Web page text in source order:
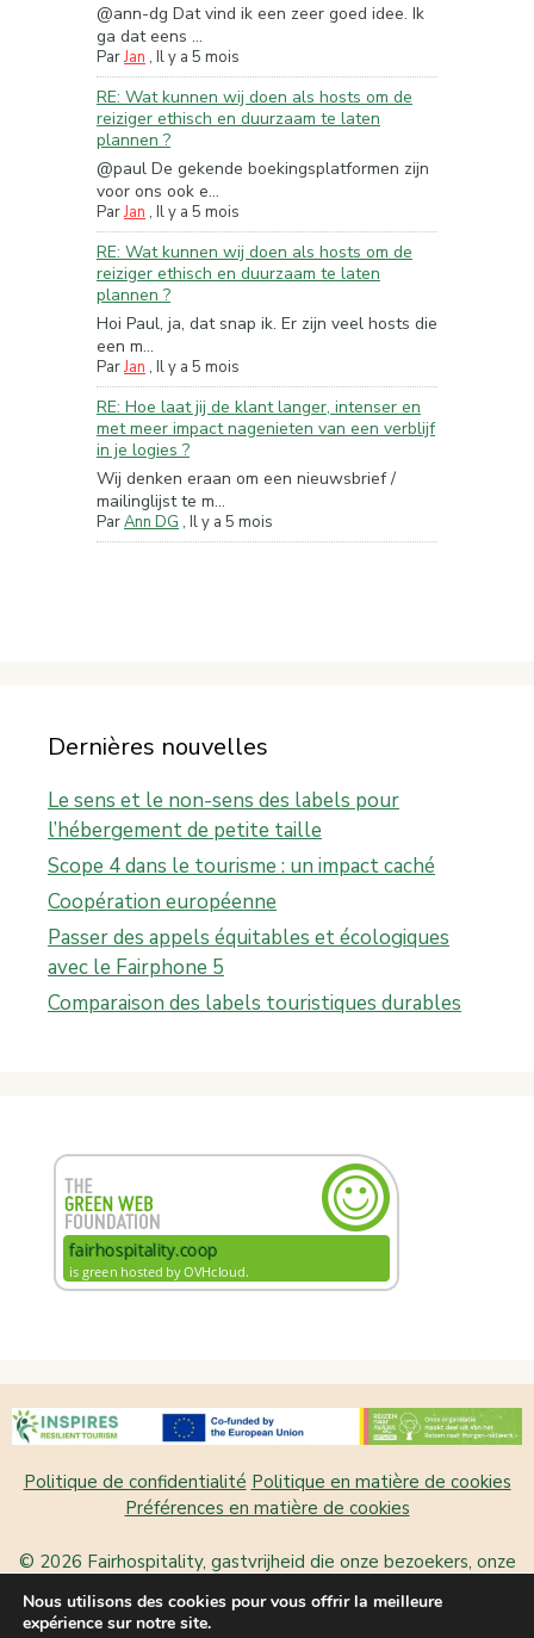
@ann-dg Dat vind ik een zeer goed idee. Ik
ga dat eens ...
ParJan , Il y a 5 mois
RE: Wat kunnen wij doen als hosts om de
reiziger ethisch en duurzaam te laten
plannen ?
@paul De gekende boekingsplatformen zijn
voor ons ook e...
ParJan , Il y a 5 mois
RE: Wat kunnen wij doen als hosts om de
reiziger ethisch en duurzaam te laten
plannen ?
Hoi Paul, ja, dat snap ik. Er zijn veel hosts die
een m...
ParJan , Il y a 5 mois
RE: Hoe laat jij de klant langer, intenser en
met meer impact nagenieten van een verblijf
in je logies ?
Wij denken eraan om een nieuwsbrief /
mailinglijst te m...
ParAnn DG , Il y a 5 mois
Dernières nouvelles
Le sens et le non-sens des labels pour
l’hébergement de petite taille
Scope 4 dans le tourisme : un impact caché
Coopération européenne
Passer des appels équitables et écologiques
avec le Fairphone 5
Comparaison des labels touristiques durables
Politique de confidentialité Politique en matière de cookies
Préférences en matière de cookies
© 2026 Fairhospitality, gastvrijheid die onze bezoekers, onze
Nous utilisons des cookies pour vous offrir la meilleure
expérience sur notre site.